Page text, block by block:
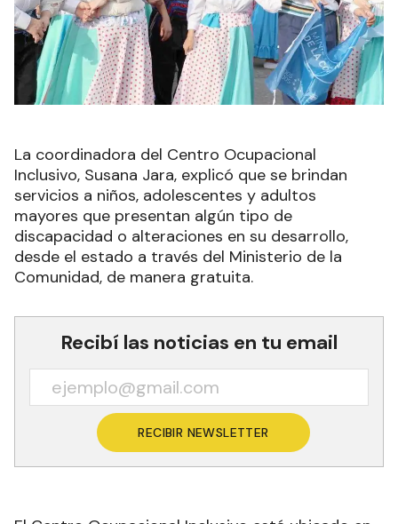
La coordinadora del Centro Ocupacional
Inclusivo, Susana Jara, explicó que se brindan
servicios a niños, adolescentes y adultos
mayores que presentan algún tipo de
discapacidad o alteraciones en su desarrollo,
desde el estado a través del Ministerio de la
Comunidad, de manera gratuita.
Recibí las noticias en tu email
RECIBIR NEWSLETTER